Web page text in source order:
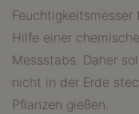
Hilfe einer
Messstabs. Daher
nicht in der Erde
Pflanzen gießen.